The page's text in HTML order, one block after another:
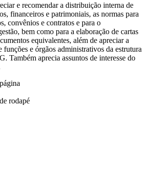
e recomendar a distribuição interna de
financeiros e patrimoniais, as normas para
convênios e contratos e para o
bem como para a elaboração de cartas
equivalentes, além de apreciar a
funções e órgãos administrativos da estrutura
Também aprecia assuntos de interesse do
rodapé